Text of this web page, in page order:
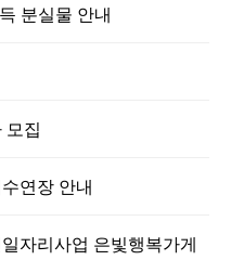
분실물 안내
모집
연장 안내
자리사업 은빛행복가게